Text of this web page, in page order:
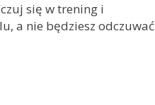
się w trening i
a nie będziesz odczuwać